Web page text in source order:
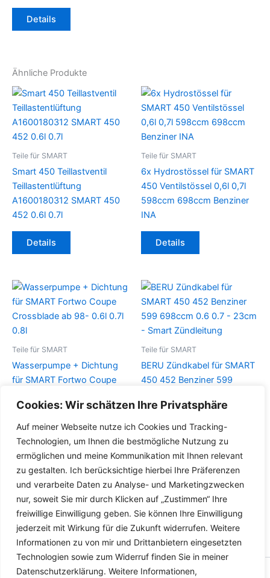
Cookies: Wir schätzen Ihre Privatsphäre
Auf meiner Webseite nutze ich Cookies und Tracking-
Technologien, um Ihnen die bestmögliche Nutzung zu
ermöglichen und meine Kommunikation mit Ihnen relevant
zu gestalten. Ich berücksichtige hierbei Ihre Präferenzen
und verarbeite Daten zu Analyse- und Marketingzwecken
nur, soweit Sie mir durch Klicken auf „Zustimmen“ Ihre
freiwillige Einwilligung geben. Sie können Ihre Einwilligung
jederzeit mit Wirkung für die Zukunft widerrufen. Weitere
Informationen zu von mir und Drittanbietern eingesetzten
Technologien sowie zum Widerruf finden Sie in meiner
Datenschutzerklärung. Weitere Informationen,
Details
Ähnliche Produkte
Teile für SMART
Smart 450 Teillastventil
Teillastentlüftung
A1600180312 SMART 450
452 0.6l 0.7l
Details
Teile für SMART
6x Hydrostössel für SMART
450 Ventilstössel 0,6l 0,7l
598ccm 698ccm Benziner
INA
Details
Teile für SMART
Wasserpumpe + Dichtung
für SMART Fortwo Coupe
0.8l
Details
Teile für SMART
BERU Zündkabel für SMART
450 452 Benziner 599
Smart Zündleitung
Details